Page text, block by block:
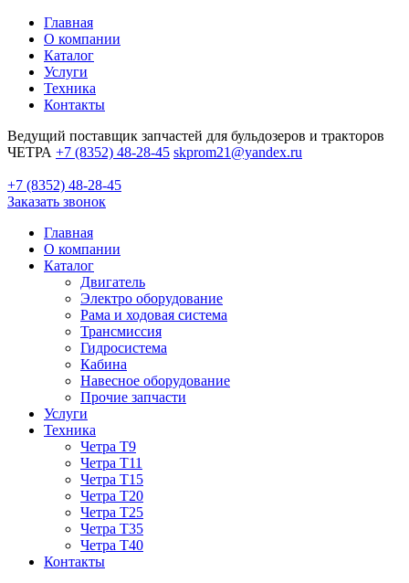
Главная
О компании
Каталог
Услуги
Техника
Контакты
Ведущий поставщик запчастей для бульдозеров и тракторов
ЧЕТРА +7 (8352) 48-28-45 skprom21@yandex.ru
+7 (8352) 48-28-45
Заказать звонок
Главная
О компании
Каталог
Двигатель
Электро оборудование
Рама и ходовая система
Трансмиссия
Гидросистема
Кабина
Навесное оборудование
Прочие запчасти
Услуги
Техника
Четра Т9
Четра Т11
Четра Т15
Четра Т20
Четра Т25
Четра Т35
Четра Т40
Контакты